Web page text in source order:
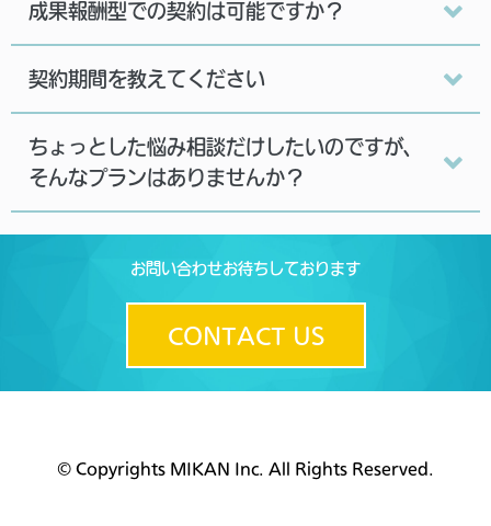
成果報酬型での契約は可能ですか？
契約期間を教えてください
ちょっとした悩み相談だけしたいのですが、
そんなプランはありませんか？
お問い合わせお待ちしております
CONTACT US
© Copyrights MIKAN Inc. All Rights Reserved.